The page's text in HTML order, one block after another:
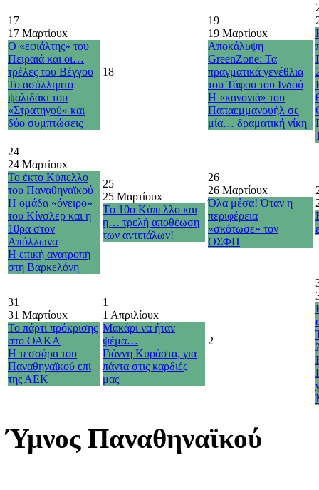
17
17 Μαρτίουx
Ο «εφιάλτης» του
Πειραιά και οι…
τρέλες του Βέγγου
Το ασύλληπτο
ψαλιδάκι του
«Στρατηγού» και
δύο συμπτώσεις
18
19
19 Μαρτίουx
Αποκάλυψη
GreenZone: Τα
πραγματικά γενέθλια
του Τάφου του Ινδού
Η «κανονιά» του
Παπαεμμανουήλ σε
μία… δραματική νίκη
24
24 Μαρτίουx
Το έκτο Κύπελλο
του Παναθηναϊκού
Η ομάδα «όνειρο»
του Κίνσλερ και η
10ρα στον
Απόλλωνα
H επική ανατροπή
στη Βαρκελόνη
25
25 Μαρτίουx
Τo 10o Κύπελλο και
η… τρελή αποθέωση
των αντιπάλων!
26
26 Μαρτίουx
Όλα μέσα! Όταν η
περιφέρεια
«σκότωσε» τον
ΟΣΦΠ
31
31 Μαρτίουx
Το πάρτι πρόκρισης
στο ΟΑΚΑ
Η τεσσάρα του
Παναθηναϊκού επί
της ΑΕΚ
1
1 Απριλίουx
Μακάρι να ήταν
ψέμα…
Γιάννη Κυράστα, για
πάντα στις καρδιές
μας
2
Ύμνος Παναθηναϊκού